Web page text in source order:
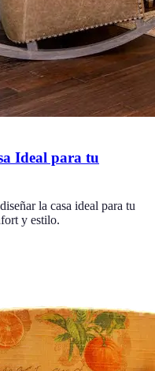
Ideal para tu
la casa ideal para tu
y estilo.